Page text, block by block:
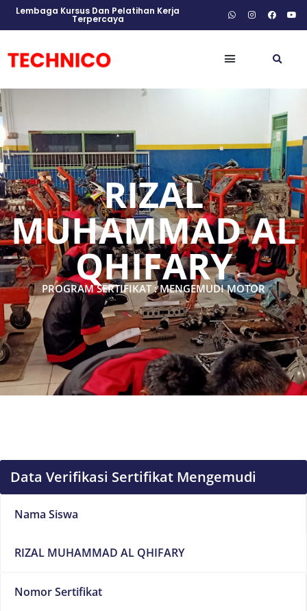
Lembaga Kursus Dan Pelatihan Kerja
Terpercaya
RIZAL
MUHAMMAD AL
QHIFARY
PROGRAM SERTIFIKAT : MENGEMUDI MOTOR
Data Verifikasi Sertifikat Mengemudi
Nama Siswa
RIZAL MUHAMMAD AL QHIFARY
Nomor Sertifikat